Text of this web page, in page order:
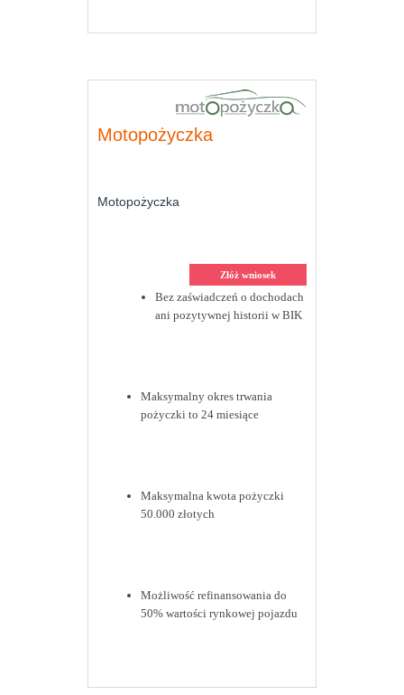
Motopożyczka
Motopożyczka
Złóż wniosek
Bez zaświadczeń o dochodach
ani pozytywnej historii w BIK
Maksymalny okres trwania
pożyczki to 24 miesiące
Maksymalna kwota pożyczki
50.000 złotych
Możliwość refinansowania do
50% wartości rynkowej pojazdu